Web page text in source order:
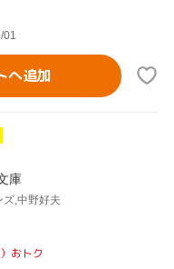
へ追加
庫
,中野好夫
おトク